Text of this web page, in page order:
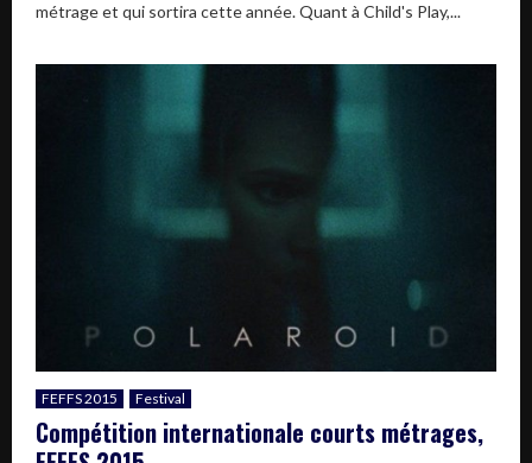
métrage et qui sortira cette année. Quant à Child's Play,...
FEFFS 2015 Festival
Compétition internationale courts métrages,